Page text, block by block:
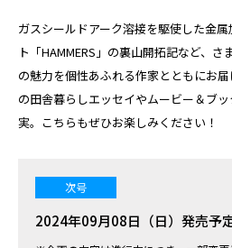
ガスシールドアーク溶接を駆使した金属
ト「HAMMERS」の裏山開拓記など、
の魅力を個性あふれる作家とともにお
の田舎暮らしエッセイやムービー＆ブ
実。こちらもぜひお楽しみください！
次号
2024年09月08日（日）発売予